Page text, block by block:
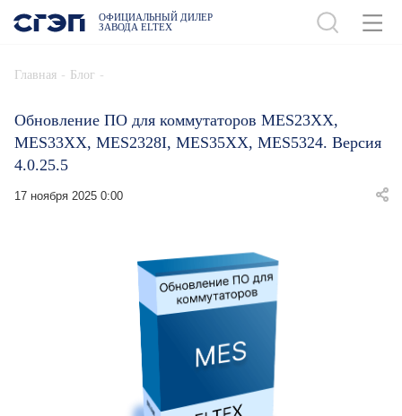
ОФИЦИАЛЬНЫЙ ДИЛЕР
ЗАВОДА ELTEX
Главная - Блог -
Обновление ПО для коммутаторов MES23XX,
MES33XX, MES2328I, MES35XX, MES5324. Версия
4.0.25.5
17 ноября 2025 0:00